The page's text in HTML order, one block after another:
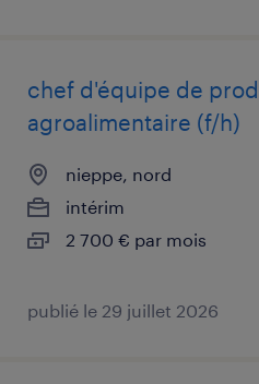
chef d'équipe de
agroalimentaire (f/h)
nieppe, nord
intérim
2 700 € par mois
publié le 29 juillet 2026